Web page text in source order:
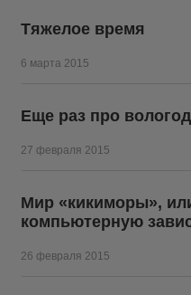
Тяжелое время
6 марта 2015
Еще раз про
27 февраля 2015
Мир «кикиморы»,
компьютерную
26 февраля 2015